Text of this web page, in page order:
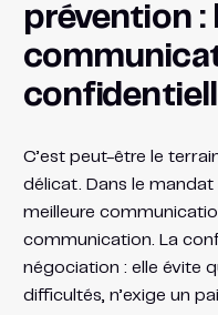
prévention :
C’est peut-être le
délicat. Dans le
meilleure
communication. La
négociation : elle évite
difficultés, n’exige un